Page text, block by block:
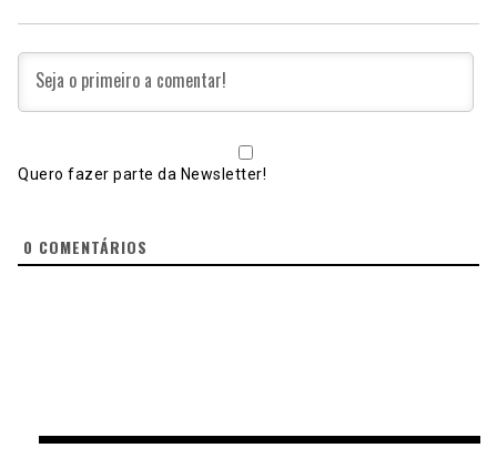
Quero fazer parte da Newsletter!
0 COMENTÁRIOS